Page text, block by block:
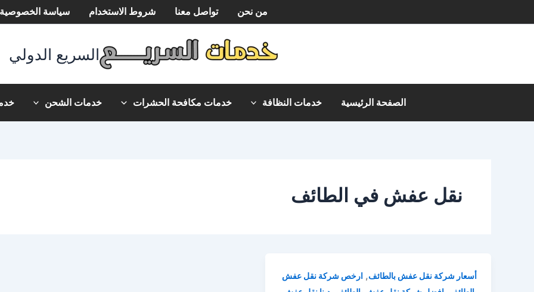
إلى
من نحن تواصل معنا شروط الاستخدام سياسة الخصوصية
السريع الدولي
الصفحة الرئيسية خدمات النظافة خدمات مكافحة الحشرات خدمات الشحن
نقل عفش في الطائف
أسعار شركة نقل عفش بالطائف, ارخص شركة نقل عفش